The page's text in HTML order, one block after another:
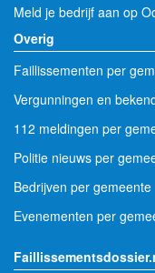
Meld je bedrijf aan op
Overig
Faillissementen per
Vergunningen en
112 meldingen per
Politie nieuws per
Bedrijven per gemeente
Evenementen per